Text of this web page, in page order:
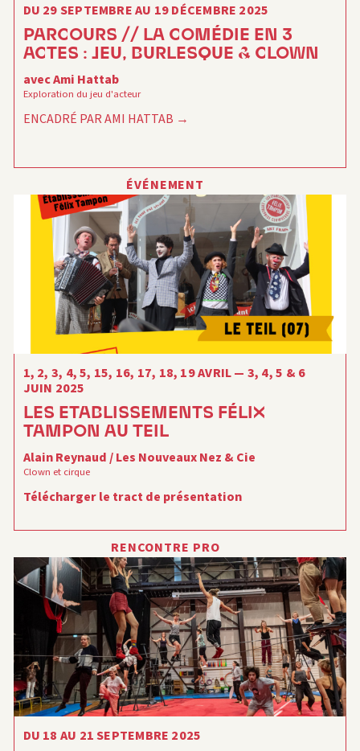
DU 29 SEPTEMBRE AU 19 DÉCEMBRE 2025
PARCOURS // LA COMÉDIE EN 3
ACTES : JEU, BURLESQUE & CLOWN
avec Ami Hattab
Exploration du jeu d'acteur
ENCADRÉ PAR AMI HATTAB
ÉVÉNEMENT
1, 2, 3, 4, 5, 15, 16, 17, 18, 19 AVRIL — 3, 4, 5 & 6
JUIN 2025
LES ETABLISSEMENTS FÉLIX
TAMPON AU TEIL
Alain Reynaud / Les Nouveaux Nez & Cie
Clown et cirque
Télécharger le tract de présentation
RENCONTRE PRO
DU 18 AU 21 SEPTEMBRE 2025